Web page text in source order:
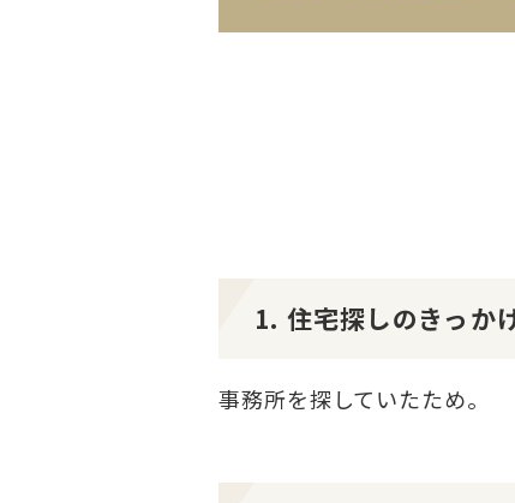
1. 住宅探しのきっか
事務所を探していたため。